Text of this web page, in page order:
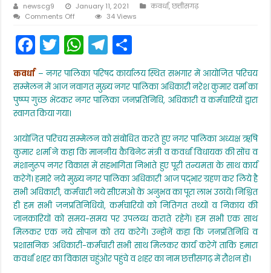
newscg9 January 11, 2021 कवर्धा,छत्तीसगढ़
Comments Off
–
नगर
पालिका
सीएमओ
नरेश
कुमार
वर्मा
ग्रहण
34 Views
F
a
c
e
b
o
o
k
T
w
itt
er
W
h
a
ts
p
p
T
el
e
gr
m
h
ar
e
कवर्धा – नगर पालिका परिषद कार्यालय स्थित सभगार में आयोजित परिचय
सम्मेलन में आज नवागत मुख्य नगर पालिका अधिकारी नरेश कुमार वर्मा का
पुष्प्प गुच्छ भेंटकर नगर पालिका जनप्रतिनिधि, अधिकारी व कर्मचारियों द्वारा
स्वागत किया गया।
आयोजित परिचय सम्मेलन को संबोधित करते हुए नगर पालिका अध्यक्ष ऋषि
कुमार शर्मा ने कहा कि माननीय कैबिनेट मंत्री व कवर्धा विधायक की सोंच व
मंशानुरूप नगर विकास में सहभागिता निभाते हुए पूरी तन्यमता के साथ कार्य
करेगें। हमारे नये मुख्य नगर पालिका अधिकारी आज पद्भार ग्रहण कर लिये है
सभी अधिकारी, कर्मचारी नये सीएमओ के अनुभव का पूरा लाभ उठायें। निश्चित
ही हम सभी जनप्रतिनिधियों, कर्मचारियों को नितिगत तथ्यों व निकाय की
जानकारियों को समय-समय पर उपलब्ध कराते रहेगें। हम सभी एक साथ
मिलकर एक नये सोपान को तय करेगें। उन्होनें कहा कि जनप्रतिनिधि व
प्रशासनिक अधिकारी-कर्मचारी सभी साथ मिलकर कार्य करेगें ताकि हमारा
कवर्धा शहर का विकास चहुंओर पहुंचे व शहर का नाम छत्तीसगढ़ में रौशन हो।